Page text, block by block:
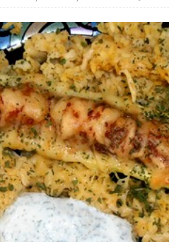
Guacamole AUFSTRICH